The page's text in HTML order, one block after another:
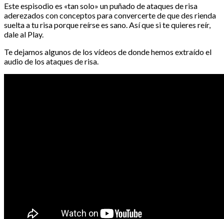
Este espisodio es «tan solo» un puñado de ataques de risa
aderezados con conceptos para convercerte de que des rienda
suelta a tu risa porque reírse es sano. Así que si te quieres reír,
dale al Play.
Te dejamos algunos de los vídeos de donde hemos extraído el
audio de los ataques de risa.